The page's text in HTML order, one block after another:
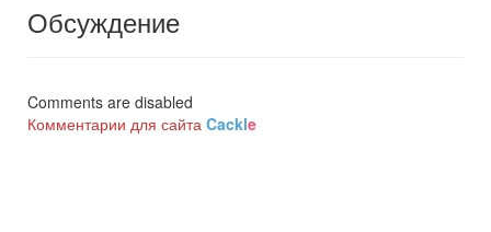
Обсуждение
Comments are disabled
Комментарии для сайта Cackle